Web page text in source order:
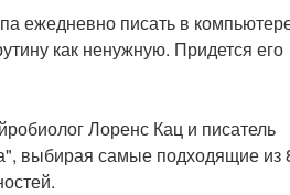
ежедневно писать в
как ненужную. Придется его
Лоренс Кац и писатель
выбирая самые подходящие из